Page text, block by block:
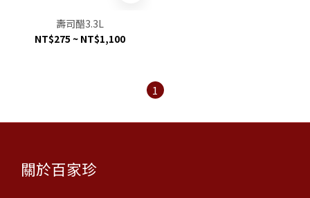
壽司醋3.3L
NT$275 ~ NT$1,100
1
關於百家珍